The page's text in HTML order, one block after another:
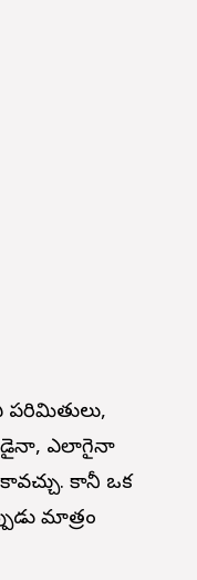
పరిమితులు,
ఎలాగైనా
కావచ్చు. కానీ ఒక
మాత్రం